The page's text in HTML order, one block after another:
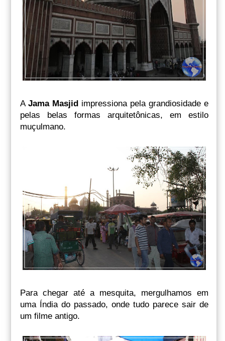
A Jama Masjid impressiona pela grandiosidade e
pelas belas formas arquitetônicas, em estilo
muçulmano.
Para chegar até a mesquita, mergulhamos em
uma Índia do passado, onde tudo parece sair de
um filme antigo.